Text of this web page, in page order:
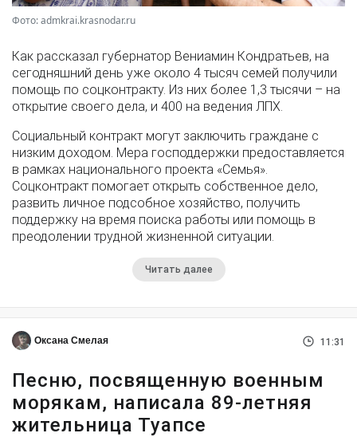
Фото: admkrai.krasnodar.ru
Как рассказал губернатор Вениамин Кондратьев, на
сегодняшний день уже около 4 тысяч семей получили
помощь по соцконтракту. Из них более 1,3 тысячи – на
открытие своего дела, и 400 на ведения ЛПХ.
Социальный контракт могут заключить граждане с
низким доходом. Мера господдержки предоставляется
в рамках национального проекта «Семья».
Соцконтракт помогает открыть собственное дело,
развить личное подсобное хозяйство, получить
поддержку на время поиска работы или помощь в
преодолении трудной жизненной ситуации.
Читать далее
Оксана Смелая 11:31
Песню, посвященную военным
морякам, написала 89-летняя
жительница Туапсе